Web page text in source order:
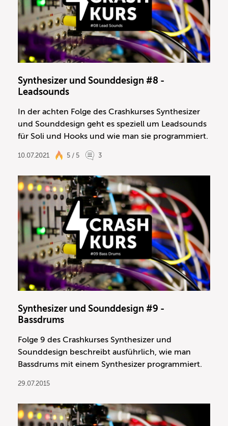
Synthesizer und Sounddesign #8 -
Leadsounds
In der achten Folge des Crashkurses Synthesizer
und Sounddesign geht es speziell um Leadsounds
für Soli und Hooks und wie man sie programmiert.
10.07.2021 5 / 5 3
Synthesizer und Sounddesign #9 -
Bassdrums
Folge 9 des Crashkurses Synthesizer und
Sounddesign beschreibt ausführlich, wie man
Bassdrums mit einem Synthesizer programmiert.
29.07.2015